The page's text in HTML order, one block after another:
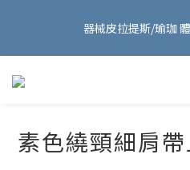
～
器械皮拉提斯/瑜珈
FMA ACTIVE 服飾首購 599 元免
素色繞頸細肩